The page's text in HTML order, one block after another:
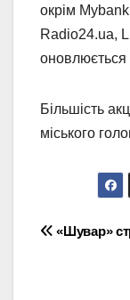
окрім
Radio24.ua,
оновлюється
Більшість
міського
«Шувар»